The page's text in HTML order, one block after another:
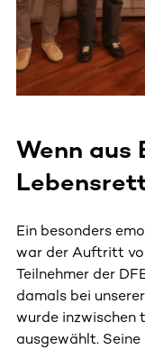
Wenn aus
Ein besonders
war der Auftritt
Teilnehmer der
damals bei
wurde inzwischen
ausgewählt.